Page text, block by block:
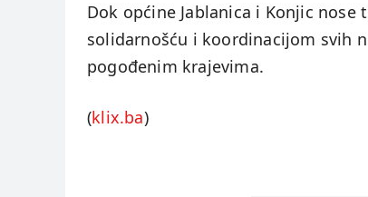
Dok općine Jablanica i Konjic
solidarnošću i koordinacijom svih
pogođenim krajevima.
(klix.ba)